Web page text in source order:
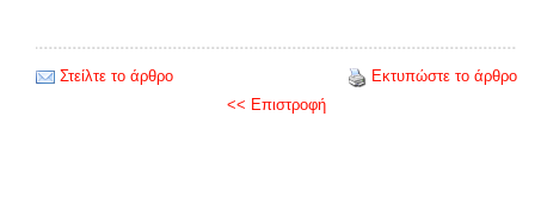
Στείλτε το άρθρο
Εκτυπώστε το άρθρο
<< Επιστροφή